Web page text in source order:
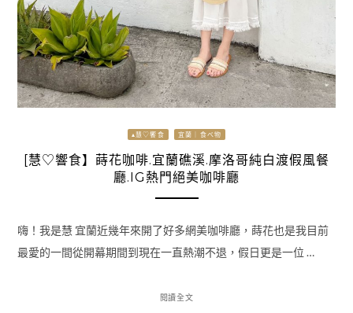
▴慧♡饗食 宜蘭｜食べ物
[慧♡響食】蒔花咖啡.宜蘭礁溪.摩洛哥純白渡假風餐
廳.IG熱門絕美咖啡廳
嗨！我是慧 宜蘭近幾年來開了好多網美咖啡廳，蒔花也是我目前
最愛的一間從開幕期間到現在一直熱潮不退，假日更是一位 …
閱讀全文